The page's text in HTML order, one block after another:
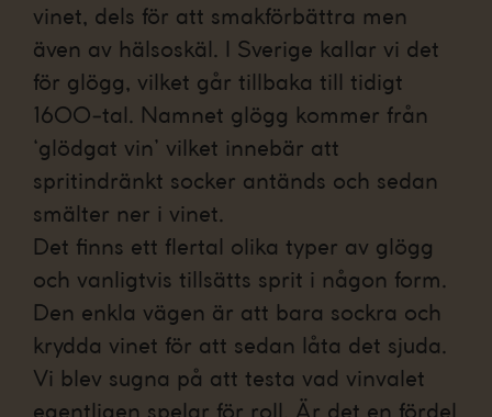
vinet, dels för att smakförbättra men
även av hälsoskäl. I Sverige kallar vi det
för glögg, vilket går tillbaka till tidigt
1600-tal. Namnet glögg kommer från
‘glödgat vin’ vilket innebär att
spritindränkt socker antänds och sedan
smälter ner i vinet.
Det finns ett flertal olika typer av glögg
och vanligtvis tillsätts sprit i någon form.
Den enkla vägen är att bara sockra och
krydda vinet för att sedan låta det sjuda.
Vi blev sugna på att testa vad vinvalet
egentligen spelar för roll. Är det en fördel